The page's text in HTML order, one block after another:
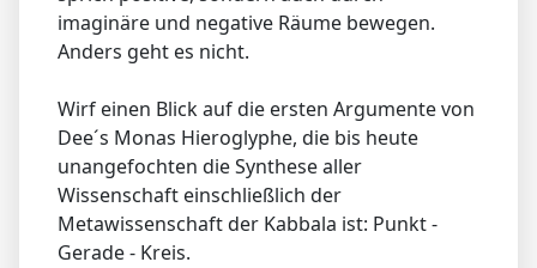
imaginäre und negative Räume bewegen.
Anders geht es nicht.
Wirf einen Blick auf die ersten Argumente von
Dee´s Monas Hieroglyphe, die bis heute
unangefochten die Synthese aller
Wissenschaft einschließlich der
Metawissenschaft der Kabbala ist: Punkt -
Gerade - Kreis.